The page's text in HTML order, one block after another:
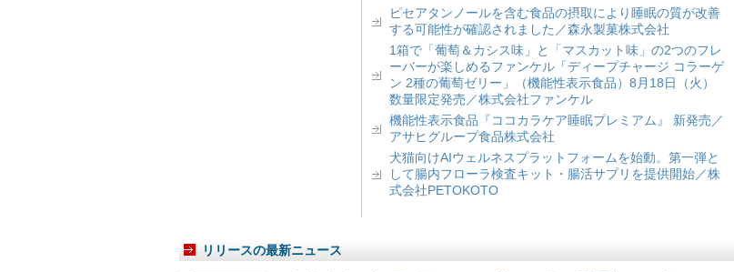
ピセアタンノールを含む食品の摂取により睡眠の質が改善
する可能性が確認されました／森永製菓株式会社
1箱で「葡萄＆カシス味」と「マスカット味」の2つのフレ
ーバーが楽しめるファンケル「ディープチャージ コラーゲ
ン 2種の葡萄ゼリー」（機能性表示食品）8月18日（火）
数量限定発売／株式会社ファンケル
機能性表示食品『ココカラケア睡眠プレミアム』 新発売／
アサヒグループ食品株式会社
犬猫向けAIウェルネスプラットフォームを始動。第一弾と
して腸内フローラ検査キット・腸活サプリを提供開始／株
式会社PETOKOTO
リリースの最新ニュース